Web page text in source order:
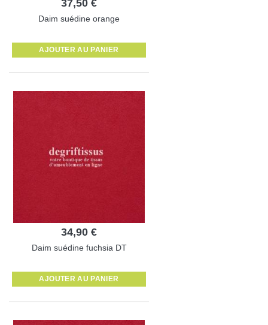
37,50 €
Daim suédine orange
AJOUTER AU PANIER
34,90 €
Daim suédine fuchsia DT
AJOUTER AU PANIER